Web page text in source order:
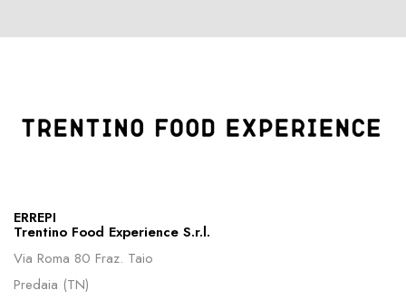
ERREPI
Trentino Food Experience S.r.l.
Via Roma 80 Fraz. Taio
Predaia (TN)